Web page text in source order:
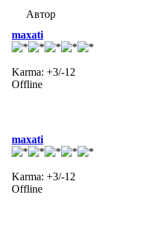
Автор
maxati
Karma: +3/-12
Offline
maxati
Karma: +3/-12
Offline